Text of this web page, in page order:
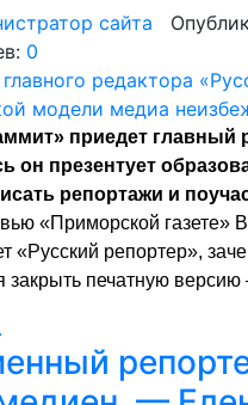
сайта
0
приедет главный
он презентует
репортажи и
«Приморской газете»
«Русский репортер»,
закрыть печатную